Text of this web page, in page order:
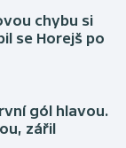
chybu si
se Horejš po
gól hlavou.
zářil